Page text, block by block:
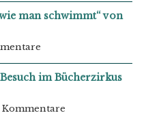
man schwimmt“ von
im Bücherzirkus
Kommentare